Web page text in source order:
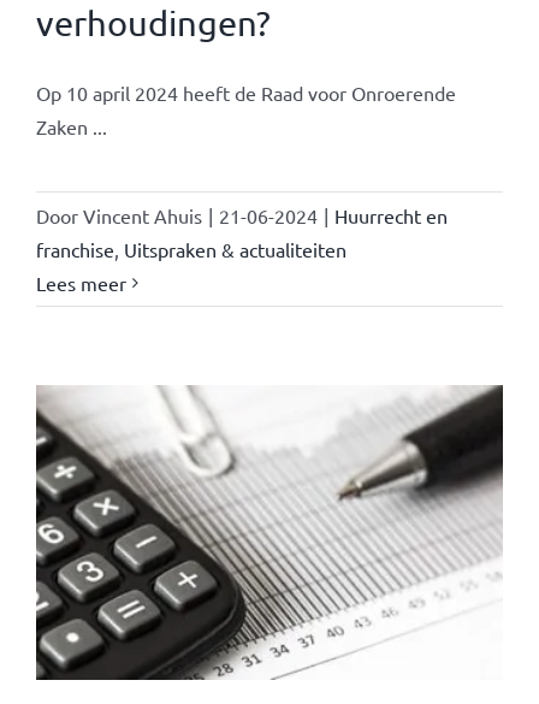
verhoudingen?
Op 10 april 2024 heeft de Raad voor Onroerende
Zaken ...
Door Vincent Ahuis | 21-06-2024 | Huurrecht en
franchise Uitspraken & actualiteiten
Lees meer